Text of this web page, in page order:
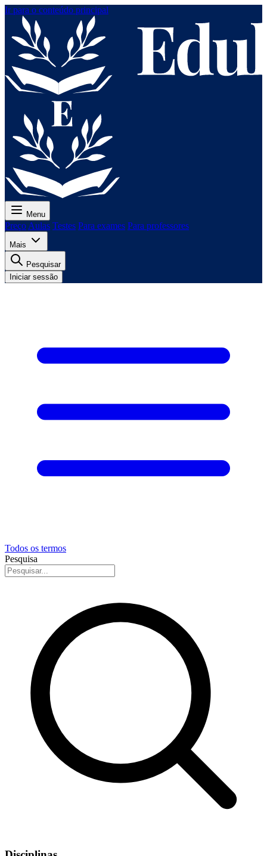
Ir para o conteúdo principal
Menu
Preço Aulas Testes Para exames Para professores
Mais
Pesquisar
Iniciar sessão
Todos os termos
Pesquisa